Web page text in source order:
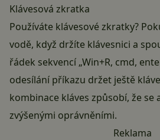
Klávesová zkratka
Používáte klávesové zkratky?
vodě, když držíte klávesnici a
řádek sekvencí „Win+R, cmd,
odesílání příkazu držet ještě
kombinace kláves způsobí, že se
zvýšenými oprávněními.
Reklama